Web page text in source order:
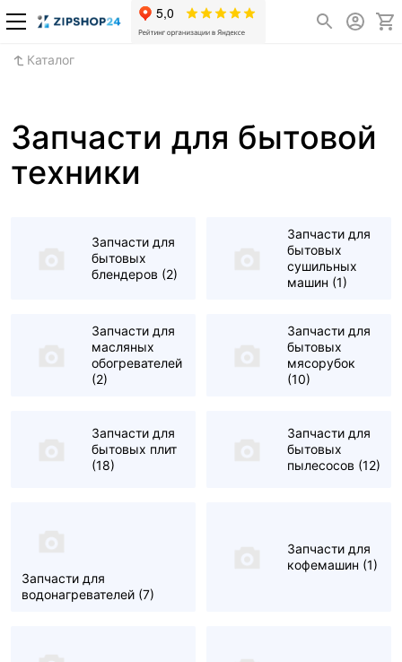
Каталог
Запчасти для бытовой
техники
Запчасти для
бытовых
блендеров (2)
Запчасти для
бытовых
сушильных
машин (1)
Запчасти для
масляных
обогревателей
(2)
Запчасти для
бытовых
мясорубок
(10)
Запчасти для
бытовых плит
(18)
Запчасти для
бытовых
пылесосов (12)
Запчасти для
водонагревателей (7)
Запчасти для
кофемашин (1)